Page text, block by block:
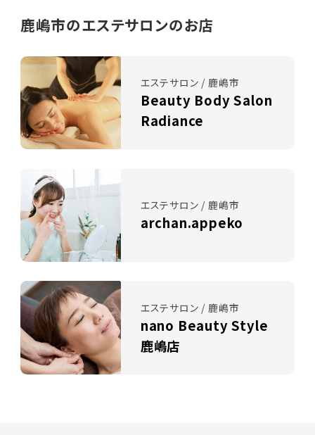
鹿嶋市のエステサロンのお店
エステサロン / 鹿嶋市
Beauty Body Salon
Radiance
エステサロン / 鹿嶋市
archan.appeko
エステサロン / 鹿嶋市
nano Beauty Style
鹿嶋店